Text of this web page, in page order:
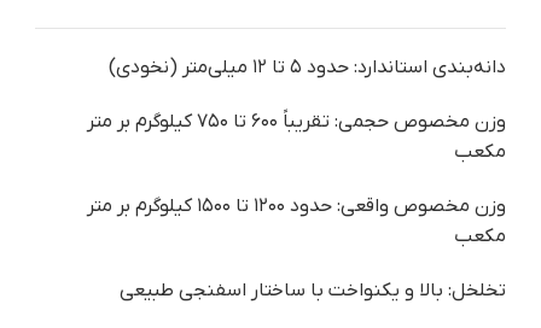
دانه‌بندی استاندارد: حدود ۵ تا ۱۲ میلی‌متر (نخودی)
وزن مخصوص حجمی: تقریباً ۶۰۰ تا ۷۵۰ کیلوگرم بر متر
مکعب
وزن مخصوص واقعی: حدود ۱۲۰۰ تا ۱۵۰۰ کیلوگرم بر متر
مکعب
تخلخل: بالا و یکنواخت با ساختار اسفنجی طبیعی